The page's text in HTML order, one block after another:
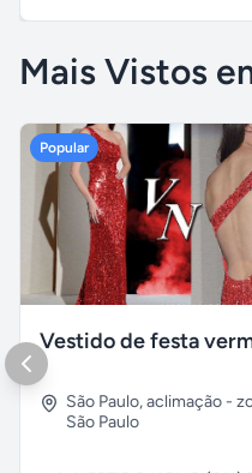
Mais Vistos
Popular
São Paulo,aclimação -
São Paulo